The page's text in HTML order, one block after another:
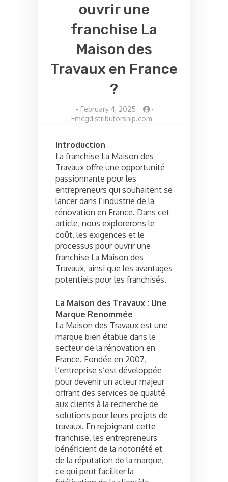
ouvrir une
franchise La
Maison des
Travaux en France
?
- February 4, 2025
-
Fmcgdistributorship.com
Introduction
La franchise La Maison des
Travaux offre une opportunité
passionnante pour les
entrepreneurs qui souhaitent se
lancer dans l’industrie de la
rénovation en France. Dans cet
article, nous explorerons le
coût, les exigences et le
processus pour ouvrir une
franchise La Maison des
Travaux, ainsi que les avantages
potentiels pour les franchisés.
La Maison des Travaux : Une
Marque Renommée
La Maison des Travaux est une
marque bien établie dans le
secteur de la rénovation en
France. Fondée en 2007,
l’entreprise s’est développée
pour devenir un acteur majeur
offrant des services de qualité
aux clients à la recherche de
solutions pour leurs projets de
travaux. En rejoignant cette
franchise, les entrepreneurs
bénéficient de la notoriété et
de la réputation de la marque,
ce qui peut faciliter la